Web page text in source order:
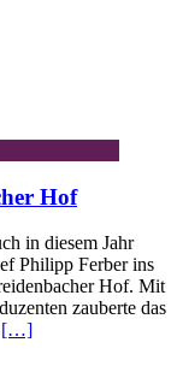
Hof
in diesem Jahr
Philipp Ferber ins
Hof. Mit
zauberte das
[…]